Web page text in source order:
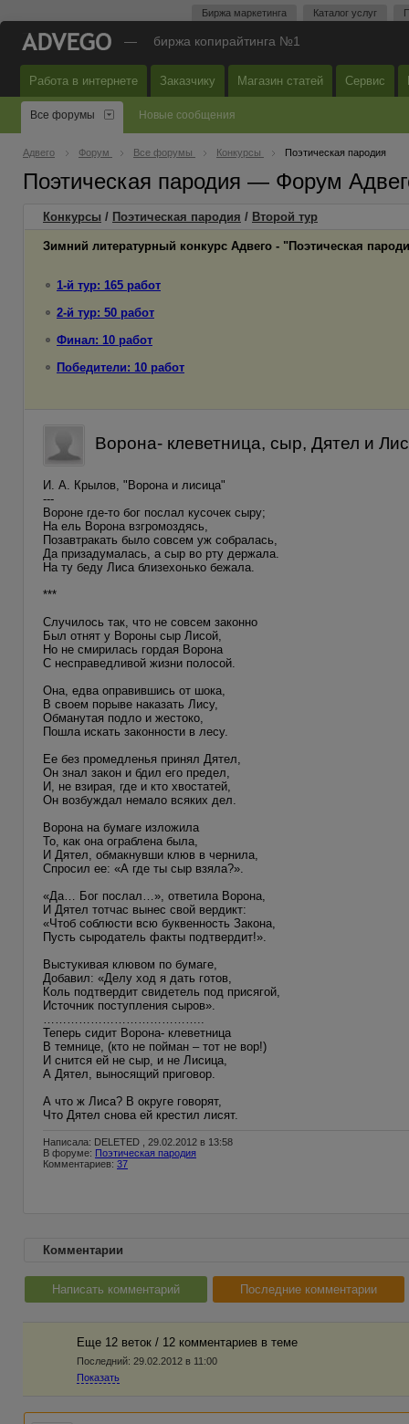
Биржа маркетинга Каталог услуг
— биржа копирайтинга №1
Работа в интернете Заказчику Магазин статей Сервис
Все форумы Новые сообщения
Адвего Форум Все форумы Конкурсы Поэтическая пародия
Поэтическая пародия — Форум
Конкурсы / Поэтическая пародия / Второй тур
Зимний литературный конкурс Адвего - "Поэтическая
1-й тур: 165 работ
2-й тур: 50 работ
Финал: 10 работ
Победители: 10 работ
Ворона- клеветница, сыр, Дятел и
И. А. Крылов, "Ворона и лисица"
---
Вороне где-то бог послал кусочек сыру;
На ель Ворона взгромоздясь,
Позавтракать было совсем уж собралась,
Да призадумалась, а сыр во рту держала.
На ту беду Лиса близехонько бежала.
***
Случилось так, что не совсем законно
Был отнят у Вороны сыр Лисой,
Но не смирилась гордая Ворона
С несправедливой жизни полосой.
Она, едва оправившись от шока,
В своем порыве наказать Лису,
Обманутая подло и жестоко,
Пошла искать законности в лесу.
Ее без промедленья принял Дятел,
Он знал закон и бдил его предел,
И, не взирая, где и кто хвостатей,
Он возбуждал немало всяких дел.
Ворона на бумаге изложила
То, как она ограблена была,
И Дятел, обмакнувши клюв в чернила,
Спросил ее: «А где ты сыр взяла?».
«Да… Бог послал…», ответила Ворона,
И Дятел тотчас вынес свой вердикт:
«Чтоб соблюсти всю буквенность Закона,
Пусть сыродатель факты подтвердит!».
Выстукивая клювом по бумаге,
Добавил: «Делу ход я дать готов,
Коль подтвердит свидетель под присягой,
Источник поступления сыров».
Теперь сидит Ворона- клеветница
В темнице, (кто не пойман – тот не вор!)
И снится ей не сыр, и не Лисица,
А Дятел, выносящий приговор.
А что ж Лиса? В округе говорят,
Что Дятел снова ей крестил лисят.
Написала: DELETED , 29.02.2012 в 13:58
В форуме: Поэтическая пародия
Комментариев: 37
Комментарии
Написать комментарий Последние комментарии
Еще 12 веток / 12 комментариев в темe
Последний: 29.02.2012 в 11:00
Показать